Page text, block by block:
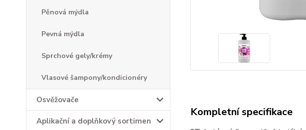
Pěnová mýdla
Pevná mýdla
Sprchové gely/krémy
Vlasové šampony/kondicionéry
Osvěžovače
Aplikační a doplňkový sortimen
Kompletní specifikace